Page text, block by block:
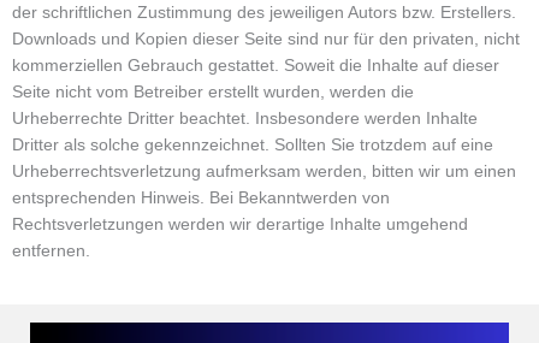
der schriftlichen Zustimmung des jeweiligen Autors bzw. Erstellers.
Downloads und Kopien dieser Seite sind nur für den privaten, nicht
kommerziellen Gebrauch gestattet. Soweit die Inhalte auf dieser
Seite nicht vom Betreiber erstellt wurden, werden die
Urheberrechte Dritter beachtet. Insbesondere werden Inhalte
Dritter als solche gekennzeichnet. Sollten Sie trotzdem auf eine
Urheberrechtsverletzung aufmerksam werden, bitten wir um einen
entsprechenden Hinweis. Bei Bekanntwerden von
Rechtsverletzungen werden wir derartige Inhalte umgehend
entfernen.